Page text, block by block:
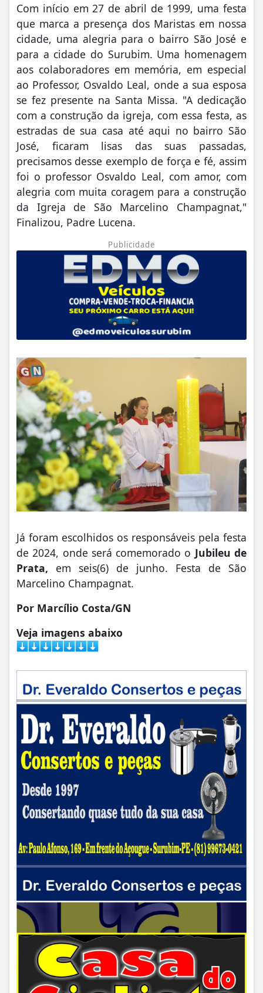
Com início em 27 de abril de 1999, uma festa
que marca a presença dos Maristas em nossa
cidade, uma alegria para o bairro São José e
para a cidade do Surubim. Uma homenagem
aos colaboradores em memória, em especial
ao Professor, Osvaldo Leal, onde a sua esposa
se fez presente na Santa Missa. "A dedicação
com a construção da igreja, com essa festa, as
estradas de sua casa até aqui no bairro São
José, ficaram lisas das suas passadas,
precisamos desse exemplo de força e fé, assim
foi o professor Osvaldo Leal, com amor, com
alegria com muita coragem para a construção
da Igreja de São Marcelino Champagnat,"
Finalizou, Padre Lucena.
Publicidade
Já foram escolhidos os responsáveis pela festa
de 2024, onde será comemorado o Jubileu de
Prata, em seis(6) de junho. Festa de São
Marcelino Champagnat.
Por Marcílio Costa/GN
Veja imagens abaixo